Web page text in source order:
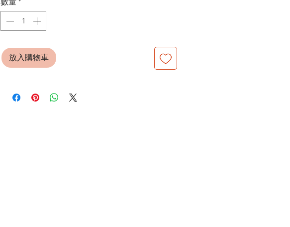
放入購物車